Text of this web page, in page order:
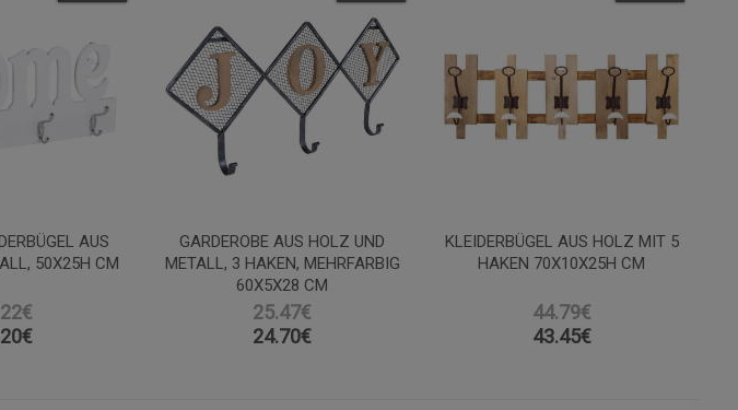
AUS H
50X25H CM
€
GARDEROBE AUS HOLZ UND
METALL, 3 HAKEN, MEHRFARBIG
60X5X28 CM
25.47€
24.70€
KLEIDERBÜGEL AUS HOLZ MIT 5
HAKEN 70X10X25H CM
44.79€
43.45€